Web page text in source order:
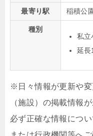
最寄り駅 稲積公
種別
私立
延長
※日々情報が更新や
（施設）の掲載情報
必ず正確な情報につ